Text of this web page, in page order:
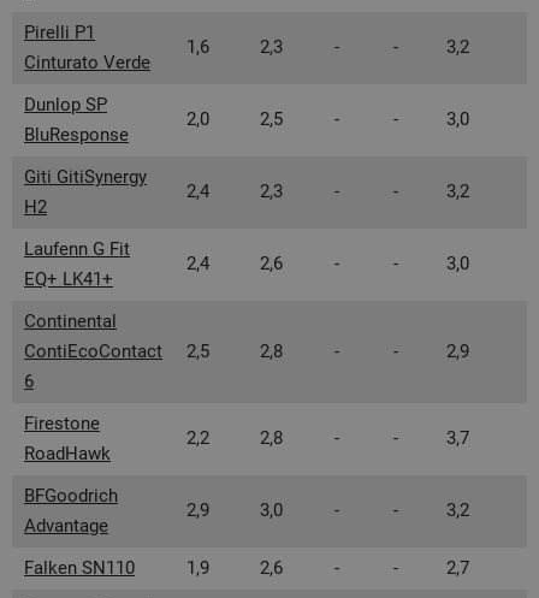
Pirelli P1
Cinturato Verde
1,6 2,3 - - 3,2
Dunlop SP
BluResponse
2,0 2,5 - - 3,0
Giti GitiSynergy
H2
2,4 2,3 - - 3,2
Laufenn G Fit
EQ+ LK41+
2,4 2,6 - - 3,0
Continental
ContiEcoContact
6
2,5 2,8 - - 2,9
Firestone
RoadHawk
2,2 2,8 - - 3,7
BFGoodrich
Advantage
2,9 3,0 - - 3,2
Falken SN110 1,9 2,6 - - 2,7